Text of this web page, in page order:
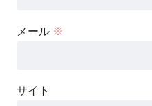
メール ※
サイト